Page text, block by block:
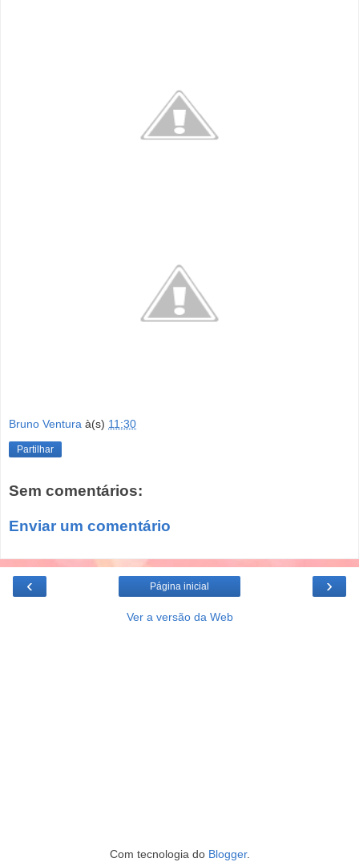
Bruno Ventura à(s) 11:30
Partilhar
Sem comentários:
Enviar um comentário
‹ ›
Página inicial
Ver a versão da Web
Com tecnologia do Blogger.